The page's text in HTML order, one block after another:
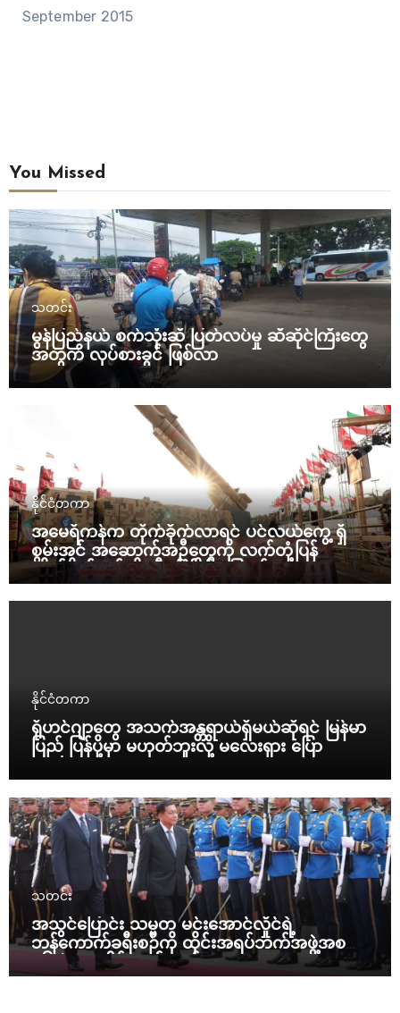
September 2015
You Missed
သတင်း
မွန်ပြည်နယ် စက်သုံးဆီ ပြတ်လပ်မှု ဆီဆိုင်ကြီးတွေ
အတွက် လုပ်စားခွင် ဖြစ်လာ
နိုင်ငံတကာ
အမေရိကန်က တိုက်ခိုက်လာရင် ပင်လယ်ကွေ့ ရှိ
စွမ်းအင် အဆောက်အဦတွေကို လက်တုံ့ပြန်
တိုက်ခိုက်မယ်လို့ အီရန် ခြိမ်းခြောက်
နိုင်ငံတကာ
ရိုဟင်ဂျာတွေ အသက်အန္တရာယ်ရှိမယ်ဆိုရင် မြန်မာ
ပြည် ပြန်ပို့မှာ မဟုတ်ဘူးလို့ မလေးရှား ပြော
သတင်း
အသွင်ပြောင်း သမ္မတ မင်းအောင်လှိုင်ရဲ့
ဘန်ကောက်ခရီးစဉ်ကို ထိုင်းအရပ်ဘက်အဖွဲ့အစည်း
၁၆ ဖွဲ့ ပူးပေါင်း ကန့်ကွက်